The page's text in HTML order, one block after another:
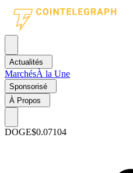
Actualités
MarchésÀ la Une
Sponsorisé
À Propos
DOGE$0.07104